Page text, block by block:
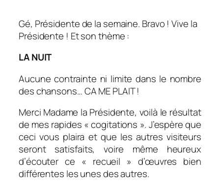
Gé, Présidente de la semaine. Bravo ! Vive la
Présidente ! Et son thème :
LA NUIT
Aucune contrainte ni limite dans le nombre
des chansons…CA ME PLAIT !
Merci Madame la Présidente, voilà le résultat
de mes rapides « cogitations ». J’espère que
ceci vous plaira et que les autres visiteurs
seront satisfaits, voire même heureux
d’écouter ce « recueil » d’œuvres bien
différentes les unes des autres.